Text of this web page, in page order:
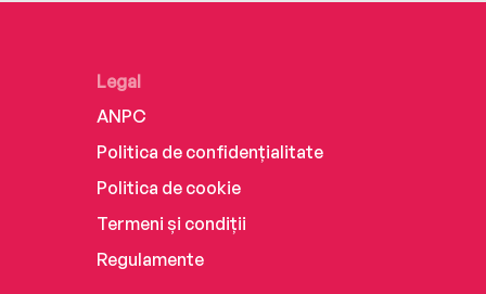
Legal
ANPC
Politica de confidențialitate
Politica de cookie
Termeni și condiții
Regulamente